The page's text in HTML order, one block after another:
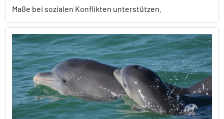
Soziale
Sozialverhalten
Vögel
Wirbeltiere
Maße bei sozialen Konflikten unterstützen.
Alle
Artikel
Alle
Themen
Alle
Tiergruppen